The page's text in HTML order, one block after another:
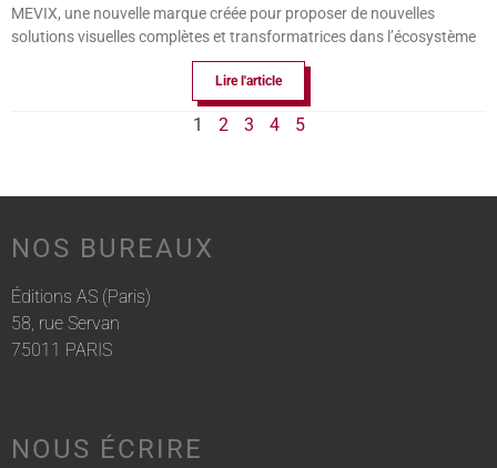
MEVIX, une nouvelle marque créée pour proposer de nouvelles
solutions visuelles complètes et transformatrices dans l’écosystème
Lire l'article
1 2 3 4 5
NOS BUREAUX
Éditions AS (Paris)
58, rue Servan
75011 PARIS
NOUS ÉCRIRE